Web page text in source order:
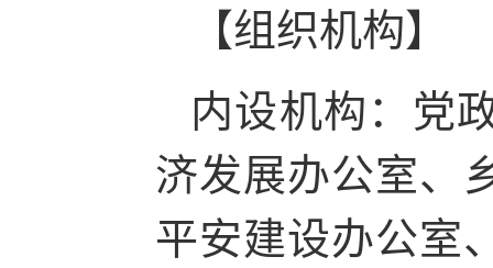
【组织机构】
内设机构：党
济发展办公室、
平安建设办公室